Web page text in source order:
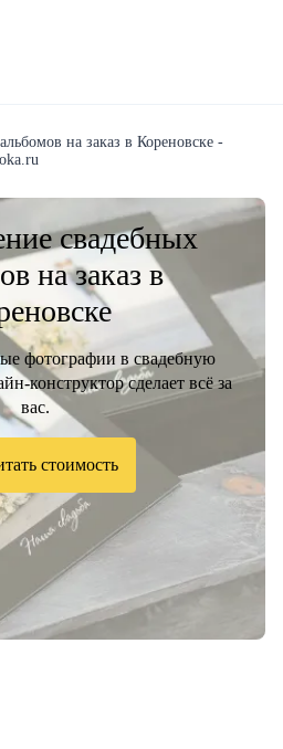
на заказ в Кореновске -
свадебных
на заказ в
фотографии в свадебную
конструктор сделает всё за
вас.
стоимость